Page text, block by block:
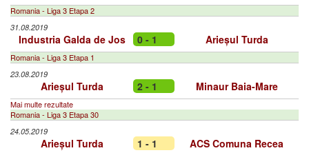
Romania - Liga 3 Etapa 2
31.08.2019
Industria Galda de Jos 0 - 1 Arieșul Turda
Romania - Liga 3 Etapa 1
23.08.2019
Arieșul Turda 2 - 1 Minaur Baia-Mare
Mai multe rezultate
Romania - Liga 3 Etapa 30
24.05.2019
Arieșul Turda 1 - 1 ACS Comuna Recea